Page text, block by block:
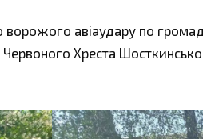
ворожого авіаудару по
Хреста